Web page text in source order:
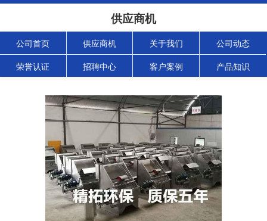
供应商机
公司首页 供应商机 关于我们 公司动态
荣誉认证 招聘中心 客户案例 产品知识